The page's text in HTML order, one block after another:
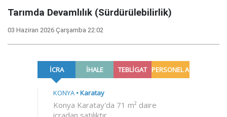
Tarımda Devamlılık (Sürdürülebilirlik)
03 Haziran 2026 Çarşamba 22:02